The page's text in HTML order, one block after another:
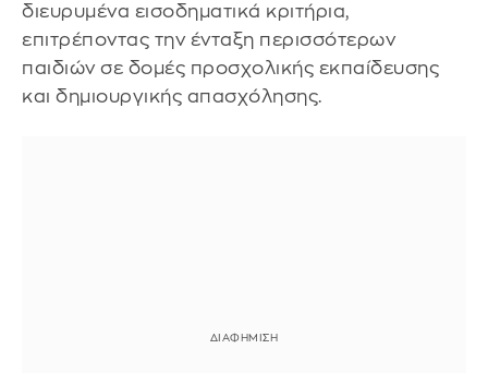
διευρυμένα εισοδηματικά κριτήρια,
επιτρέποντας την ένταξη περισσότερων
παιδιών σε δομές προσχολικής εκπαίδευσης
και δημιουργικής απασχόλησης.